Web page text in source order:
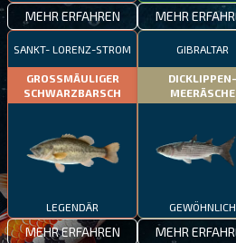
MEHR ERFAHREN MEHR
SANKT- LORENZ-STROM
GROSSMÄULIGER
SCHWARZBARSCH
LEGENDÄR
MEHR ERFAHREN
GIBRALTAR
DICKLIPPEN-
MEERÄSCHE
GEWÖHNLICH
MEHR